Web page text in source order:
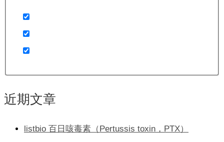
近期文章
listbio 百日咳毒素（Pertussis toxin，PTX）